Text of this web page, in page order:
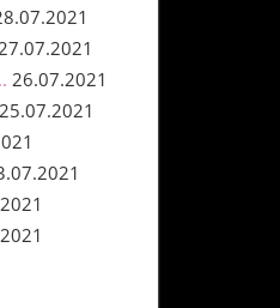
26.07.2021
25.07.2021